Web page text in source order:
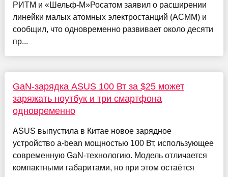
РИТМ и «Шельф-М»Росатом заявил о расширении
линейки малых атомных электростанций (АСММ) и
сообщил, что одновременно развивает около десяти
пр...
GaN-зарядка ASUS 100 Вт за $25 может
заряжать ноутбук и три смартфона
одновременно
ASUS выпустила в Китае новое зарядное
устройство a-bean мощностью 100 Вт, использующее
современную GaN-технологию. Модель отличается
компактными габаритами, но при этом остаётся